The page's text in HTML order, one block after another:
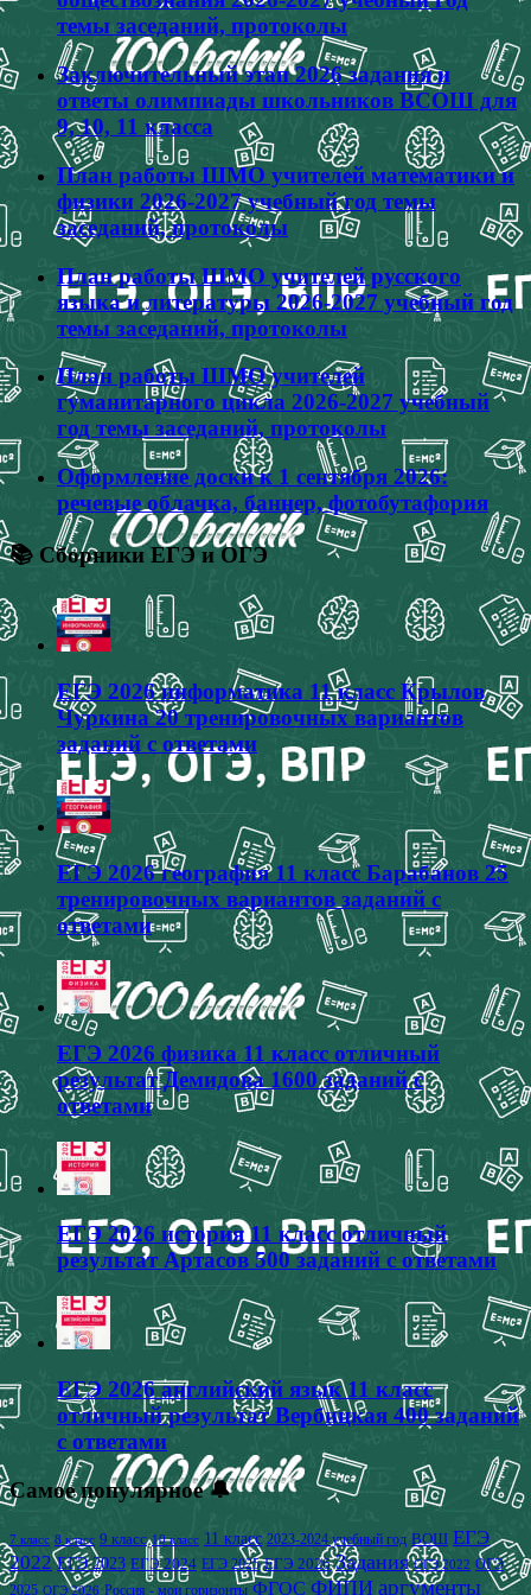
темы заседаний, протоколы
Заключительный этап 2026 задания и
ответы олимпиады школьников ВСОШ для
9, 10, 11 класса
План работы ШМО учителей математики и
физики 2026-2027 учебный год темы
заседаний, протоколы
План работы ШМО учителей русского
языка и литературы 2026-2027 учебный год
темы заседаний, протоколы
План работы ШМО учителей
гуманитарного цикла 2026-2027 учебный
год темы заседаний, протоколы
Оформление доски к 1 сентября 2026:
речевые облачка, баннер, фотобутафория
📚 Сборники ЕГЭ и ОГЭ
ЕГЭ 2026 информатика 11 класс Крылов
Чуркина 20 тренировочных вариантов
заданий с ответами
ЕГЭ 2026 география 11 класс Барабанов 25
тренировочных вариантов заданий с
ответами
ЕГЭ 2026 физика 11 класс отличный
результат Демидова 1600 заданий с
ответами
ЕГЭ 2026 история 11 класс отличный
результат Артасов 500 заданий с ответами
ЕГЭ 2026 английский язык 11 класс
отличный результат Вербицкая 400 заданий
с ответами
Самое популярное 🔔
7 класс 8 класс 9 класс 10 класс 11 класс 2023-2024 учебный год ВОШ ЕГЭ
2022 ЕГЭ 2023 ЕГЭ 2024 ЕГЭ 2025 ЕГЭ 2026 Задания ОГЭ 2022 ОГЭ
2025 ОГЭ 2026 Россия - мои горизонты ФГОС ФИПИ аргументы